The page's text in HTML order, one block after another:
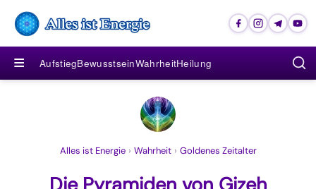
≡ AufstiegBewusstseinWahrheitHeilung
Alles ist Energie › Wahrheit › Goldenes Zeitalter